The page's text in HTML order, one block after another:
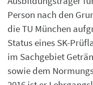
Person nach den
die TU München
Status eines SK-
im Sachgebiet
sowie dem